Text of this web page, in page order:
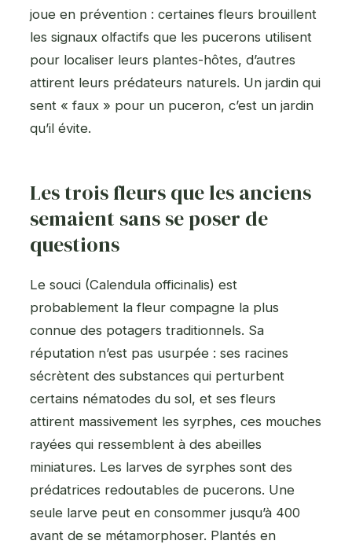
joue en prévention : certaines fleurs brouillent
les signaux olfactifs que les pucerons utilisent
pour localiser leurs plantes-hôtes, d’autres
attirent leurs prédateurs naturels. Un jardin qui
sent « faux » pour un puceron, c’est un jardin
qu’il évite.
Les trois fleurs que les anciens
semaient sans se poser de
questions
Le souci (Calendula officinalis) est
probablement la fleur compagne la plus
connue des potagers traditionnels. Sa
réputation n’est pas usurpée : ses racines
sécrètent des substances qui perturbent
certains nématodes du sol, et ses fleurs
attirent massivement les syrphes, ces mouches
rayées qui ressemblent à des abeilles
miniatures. Les larves de syrphes sont des
prédatrices redoutables de pucerons. Une
seule larve peut en consommer jusqu’à 400
avant de se métamorphoser. Plantés en